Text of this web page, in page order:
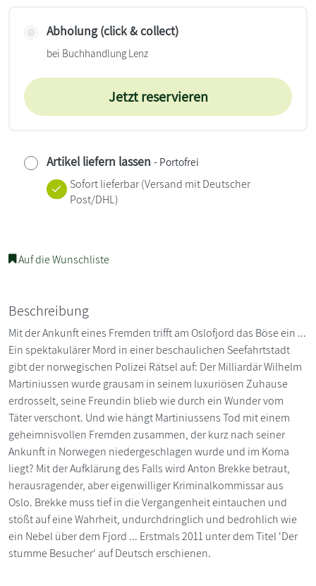
Abholung (click & collect)
bei Buchhandlung Lenz
Jetzt reservieren
Artikel liefern lassen - Portofrei
Sofort lieferbar(Versand mit Deutscher
Post/DHL)
Auf die Wunschliste
Beschreibung
Mit der Ankunft eines Fremden trifft am Oslofjord das Böse ein ...
Ein spektakulärer Mord in einer beschaulichen Seefahrtstadt
gibt der norwegischen Polizei Rätsel auf: Der Milliardär Wilhelm
Martiniussen wurde grausam in seinem luxuriösen Zuhause
erdrosselt, seine Freundin blieb wie durch ein Wunder vom
Täter verschont. Und wie hängt Martiniussens Tod mit einem
geheimnisvollen Fremden zusammen, der kurz nach seiner
Ankunft in Norwegen niedergeschlagen wurde und im Koma
liegt? Mit der Aufklärung des Falls wird Anton Brekke betraut,
herausragender, aber eigenwilliger Kriminalkommissar aus
Oslo. Brekke muss tief in die Vergangenheit eintauchen und
stößt auf eine Wahrheit, undurchdringlich und bedrohlich wie
ein Nebel über dem Fjord ... Erstmals 2011 unter dem Titel 'Der
stumme Besucher' auf Deutsch erschienen.